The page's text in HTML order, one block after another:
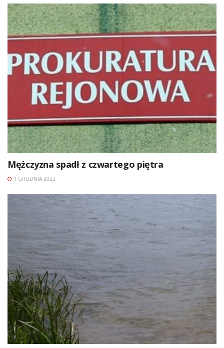
Mężczyzna spadł z czwartego piętra
1 GRUDNIA 2022